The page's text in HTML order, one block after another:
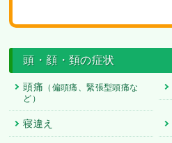
頭・顔・頚の症状
頭痛 （偏頭痛、緊張型頭痛な
ど）
寝違え